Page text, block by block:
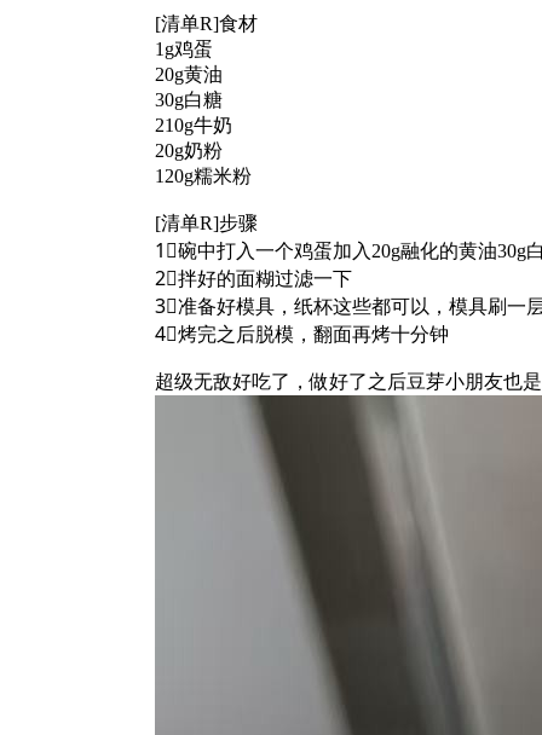
[清单R]食材
1g鸡蛋
20g黄油
30g白糖
210g牛奶
20g奶粉
120g糯米粉
[清单R]步骤
1⃣️碗中打入一个鸡蛋加入20g融化的黄油30g
2⃣️拌好的面糊过滤一下
3⃣️准备好模具，纸杯这些都可以，模具刷一
4⃣️烤完之后脱模，翻面再烤十分钟
超级无敌好吃了，做好了之后豆芽小朋友也